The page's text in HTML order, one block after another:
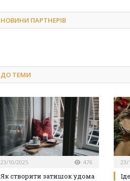
НОВИНИ ПАРТНЕРІВ
ДО ТЕМИ
23/10/2025 476
Як створити затишок удома
23/